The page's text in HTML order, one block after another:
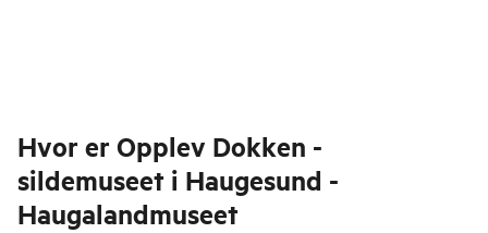
Hvor er Opplev Dokken -
sildemuseet i Haugesund -
Haugalandmuseet